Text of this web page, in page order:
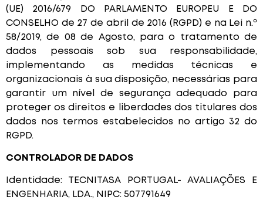
(UE) 2016/679 DO PARLAMENTO EUROPEU E DO
CONSELHO de 27 de abril de 2016 (RGPD) e na Lei n.º
58/2019, de 08 de Agosto, para o tratamento de
dados pessoais sob sua responsabilidade,
implementando as medidas técnicas e
organizacionais à sua disposição, necessárias para
garantir um nível de segurança adequado para
proteger os direitos e liberdades dos titulares dos
dados nos termos estabelecidos no artigo 32 do
RGPD.
CONTROLADOR DE DADOS
Identidade: TECNITASA PORTUGAL- AVALIAÇÕES E
ENGENHARIA, LDA., NIPC: 507791649